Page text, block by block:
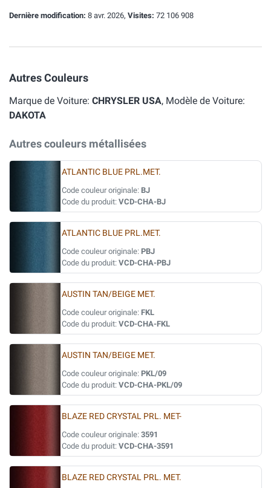
Dernière modification: 8 avr. 2026, Visites: 72 106 908
Autres Couleurs
Marque de Voiture: CHRYSLER USA, Modèle de Voiture:
DAKOTA
Autres couleurs métallisées
ATLANTIC BLUE PRL.MET.
Code couleur originale: BJ
Code du produit: VCD-CHA-BJ
ATLANTIC BLUE PRL.MET.
Code couleur originale: PBJ
Code du produit: VCD-CHA-PBJ
AUSTIN TAN/BEIGE MET.
Code couleur originale: FKL
Code du produit: VCD-CHA-FKL
AUSTIN TAN/BEIGE MET.
Code couleur originale: PKL/09
Code du produit: VCD-CHA-PKL/09
BLAZE RED CRYSTAL PRL. MET-
Code couleur originale: 3591
Code du produit: VCD-CHA-3591
BLAZE RED CRYSTAL PRL. MET.